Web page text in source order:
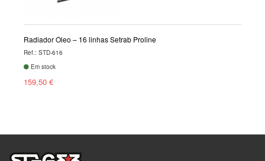
Radiador Óleo – 16 linhas Setrab Proline
Ref.: STD-616
Em stock
159,50 €